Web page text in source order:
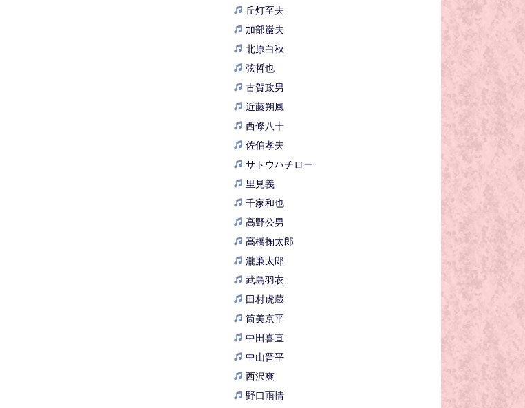
丘灯至夫
加部巌夫
北原白秋
弦哲也
古賀政男
近藤朔風
西條八十
佐伯孝夫
サトウハチロー
里見義
千家和也
高野公男
高橋掬太郎
瀧廉太郎
武島羽衣
田村虎蔵
筒美京平
中田喜直
中山晋平
西沢爽
野口雨情